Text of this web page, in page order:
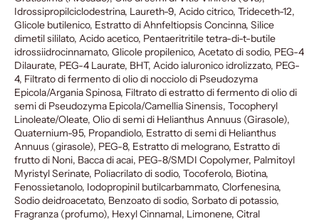
Idrossipropilciclodestrina, Laureth-9, Acido citrico, Trideceth-12,
Glicole butilenico, Estratto di Ahnfeltiopsis Concinna, Silice
dimetil sililato, Acido acetico, Pentaeritritile tetra-di-t-butile
idrossiidrocinnamato, Glicole propilenico, Acetato di sodio, PEG-4
Dilaurate, PEG-4 Laurate, BHT, Acido ialuronico idrolizzato, PEG-
4, Filtrato di fermento di olio di nocciolo di Pseudozyma
Epicola/Argania Spinosa, Filtrato di estratto di fermento di olio di
semi di Pseudozyma Epicola/Camellia Sinensis, Tocopheryl
Linoleate/Oleate, Olio di semi di Helianthus Annuus (Girasole),
Quaternium-95, Propandiolo, Estratto di semi di Helianthus
Annuus (girasole), PEG-8, Estratto di melograno, Estratto di
frutto di Noni, Bacca di acai, PEG-8/SMDI Copolymer, Palmitoyl
Myristyl Serinate, Poliacrilato di sodio, Tocoferolo, Biotina,
Fenossietanolo, Iodopropinil butilcarbammato, Clorfenesina,
Sodio deidroacetato, Benzoato di sodio, Sorbato di potassio,
Fragranza (profumo), Hexyl Cinnamal, Limonene, Citral